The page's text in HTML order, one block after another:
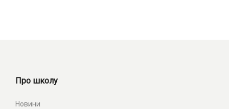
Про школу
Новини